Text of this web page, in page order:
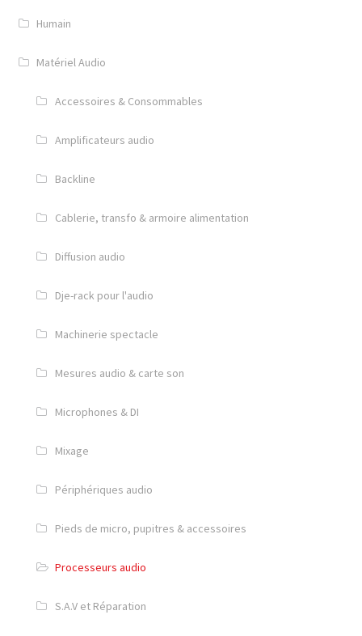
Humain
Matériel Audio
Accessoires & Consommables
Amplificateurs audio
Backline
Cablerie, transfo & armoire alimentation
Diffusion audio
Dje-rack pour l'audio
Machinerie spectacle
Mesures audio & carte son
Microphones & DI
Mixage
Périphériques audio
Pieds de micro, pupitres & accessoires
Processeurs audio
S.A.V et Réparation